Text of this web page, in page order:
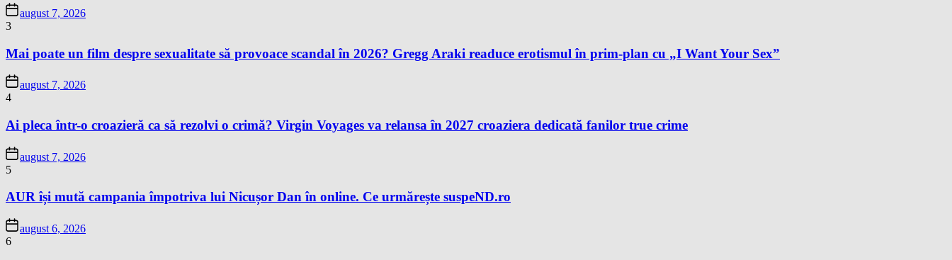
august 7, 2026
3
Mai poate un film despre sexualitate să provoace scandal în 2026? Gregg Araki readuce erotismul în prim-plan cu „I Want Your Sex”
august 7, 2026
4
Ai pleca într-o croazieră ca să rezolvi o crimă? Virgin Voyages va relansa în 2027 croaziera dedicată fanilor true crime
august 7, 2026
5
AUR își mută campania împotriva lui Nicușor Dan în online. Ce urmărește suspeND.ro
august 6, 2026
6